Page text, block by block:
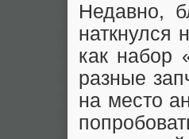
Недавно,
наткнулся
как набор
разные
на место